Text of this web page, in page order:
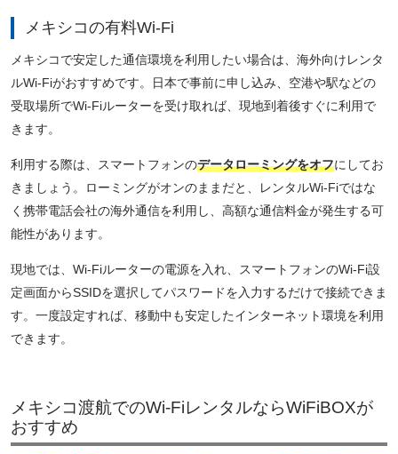
メキシコの有料Wi-Fi
メキシコで安定した通信環境を利用したい場合は、海外向けレンタ
ルWi-Fiがおすすめです。日本で事前に申し込み、空港や駅などの
受取場所でWi-Fiルーターを受け取れば、現地到着後すぐに利用で
きます。
利用する際は、スマートフォンのデータローミングをオフにしてお
きましょう。ローミングがオンのままだと、レンタルWi-Fiではな
く携帯電話会社の海外通信を利用し、高額な通信料金が発生する可
能性があります。
現地では、Wi-Fiルーターの電源を入れ、スマートフォンのWi-Fi設
定画面からSSIDを選択してパスワードを入力するだけで接続できま
す。一度設定すれば、移動中も安定したインターネット環境を利用
できます。
メキシコ渡航でのWi-FiレンタルならWiFiBOXが
おすすめ